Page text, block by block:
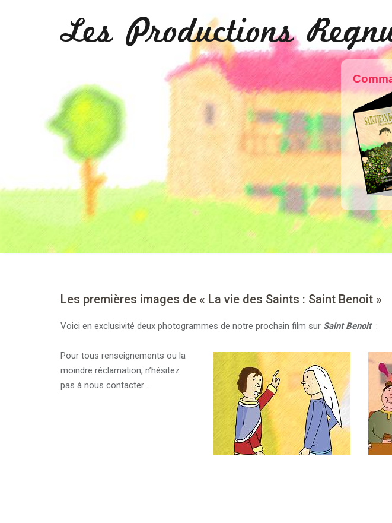
Les Productions
Les premières images de « La vie des Saints : Saint Benoit »
Voici en exclusivité deux photogrammes de notre prochain film sur Saint Benoit :
Pour tous renseignements ou la
moindre réclamation, n’hésitez
pas à nous contacter …